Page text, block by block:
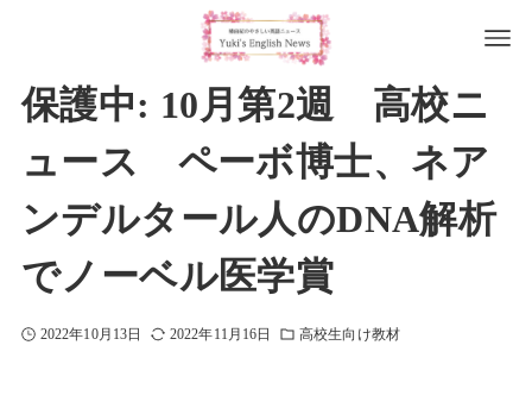
保護中: 10月第2週 高校ニ
ュース ペーボ博士、ネア
ンデルタール人のDNA解析
でノーベル医学賞
2022年10月13日 2022年11月16日 高校生向け教材